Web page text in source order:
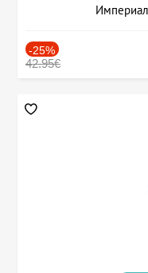
-25%
42.95€